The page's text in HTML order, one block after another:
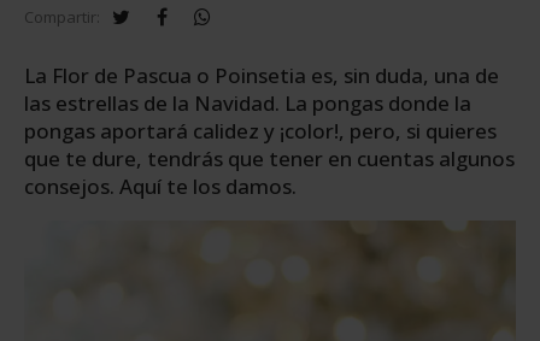
Compartir: twitterfacebook
La Flor de Pascua o Poinsetia es, sin duda, una de
las estrellas de la Navidad. La pongas donde la
pongas aportará calidez y ¡color!, pero, si quieres
que te dure, tendrás que tener en cuentas algunos
consejos. Aquí te los damos.